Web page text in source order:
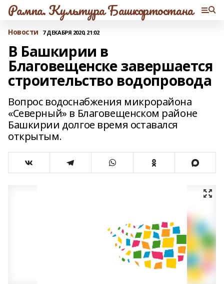
Рампа. Культура Башкортостана
Новости 7 ДЕКАБРЯ 2020, 21:02
В Башкирии в
Благовещенске завершается
строительство водопровода
Вопрос водоснабжения микрорайона
«Северный» в Благовещенском районе
Башкирии долгое время оставался
открытым.